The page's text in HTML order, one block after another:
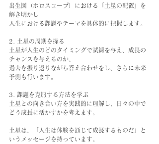
出生図（ホロスコープ）における「土星の配置」を
解き明かし
人生における課題やテーマを具体的に把握します。
2. 土星の周期を探る
土星が人生のどのタイミングで試練を与え、成長の
チャンスを与えるのか、
過去を振り返りながら答え合わせをし、さらに未来
予測も行います。
3. 課題を克服する方法を学ぶ
土星との向き合い方を実践的に理解し、日々の中で
どう成長に活かすかを考えます。
土星は、「人生は体験を通じて成長するものだ」と
いうメッセージを持っています。